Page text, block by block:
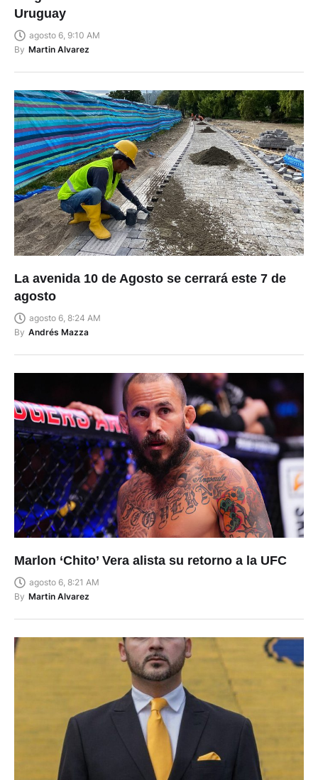
Uruguay
agosto 6, 9:10 AM
By Martin Alvarez
La avenida 10 de Agosto se cerrará este 7 de
agosto
agosto 6, 8:24 AM
By Andrés Mazza
Marlon ‘Chito’ Vera alista su retorno a la UFC
agosto 6, 8:21 AM
By Martin Alvarez